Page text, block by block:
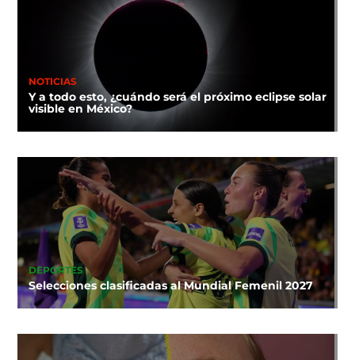
NOTICIAS
Y a todo esto, ¿cuándo será el próximo eclipse solar
visible en México?
DEPORTES
Selecciones clasificadas al Mundial Femenil 2027